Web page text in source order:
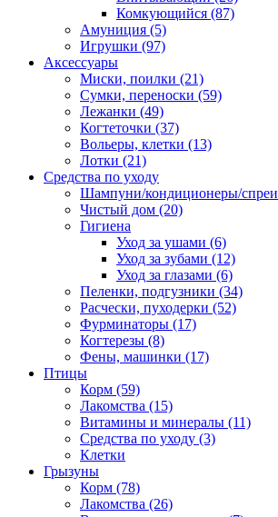
Комкующийся (87)
Амуниция (5)
Игрушки (97)
Аксессуары
Миски, поилки (21)
Сумки, переноски (59)
Лежанки (49)
Когтеточки (37)
Вольеры, клетки (13)
Лотки (21)
Средства по уходу
Шампуни/кондиционеры/спреи
Чистый дом (20)
Гигиена
Уход за ушами (6)
Уход за зубами (12)
Уход за глазами (6)
Пеленки, подгузники (34)
Расчески, пуходерки (52)
Фурминаторы (17)
Когтерезы (8)
Фены, машинки (17)
Птицы
Корм (59)
Лакомства (15)
Витамины и минералы (11)
Средства по уходу (3)
Клетки
Грызуны
Корм (78)
Лакомства (26)